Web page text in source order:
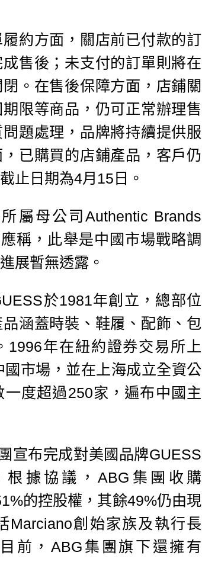
約方面，關店前已付款的訂
售後；未支付的訂單則將在
。在售後保障方面，店鋪關
限等商品，仍可正常辦理售
題處理，品牌將持續提供服
已購買的店鋪產品，客戶仍
止日期為4月15日。
屬母公司Authentic Brands
稱，此舉是中國市場戰略調
展暫無透露。
於1981年創立，總部位
涵蓋時裝、鞋履、配飾、包
1996年在紐約證券交易所上
國市場，並在上海成立全資公
度超過250家，遍布中國主
宣布完成對美國品牌GUESS
根據協議，ABG集團收購
的控股權，其餘49%仍由現
Marciano創始家族及執行長
前，ABG集團旗下還擁有